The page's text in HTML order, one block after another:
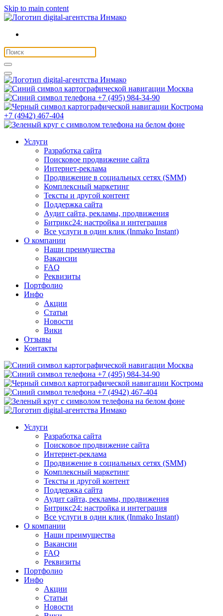
Skip to main content
Москва
+7 (495) 984-34-90
Кострома
+7 (4942) 467-404
Услуги
Разработка сайта
Поисковое продвижение сайта
Интернет-реклама
Продвижение в социальных сетях (SMM)
Комплексный маркетинг
Тексты и другой контент
Поддержка сайта
Аудит сайта, рекламы, продвижения
Битрикс24: настройка и интеграция
Все услуги в один клик (Inmako Instant)
О компании
Наши преимущества
Вакансии
FAQ
Реквизиты
Портфолио
Инфо
Акции
Статьи
Новости
Вики
Отзывы
Контакты
Москва
+7 (495) 984-34-90
Кострома
+7 (4942) 467-404
Услуги
Разработка сайта
Поисковое продвижение сайта
Интернет-реклама
Продвижение в социальных сетях (SMM)
Комплексный маркетинг
Тексты и другой контент
Поддержка сайта
Аудит сайта, рекламы, продвижения
Битрикс24: настройка и интеграция
Все услуги в один клик (Inmako Instant)
О компании
Наши преимущества
Вакансии
FAQ
Реквизиты
Портфолио
Инфо
Акции
Статьи
Новости